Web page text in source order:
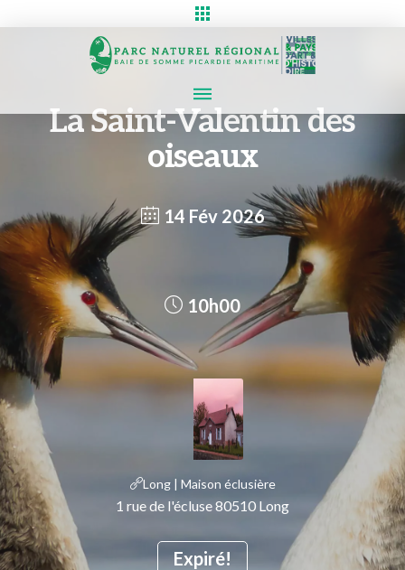
La Saint-Valentin des
oiseaux
14 Fév 2026
Expiré!
10h00
Long | Maison éclusière
1 rue de l'écluse 80510 Long